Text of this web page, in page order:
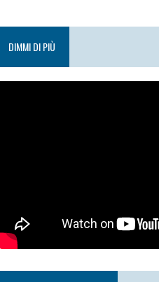
DIMMI DI PIÙ